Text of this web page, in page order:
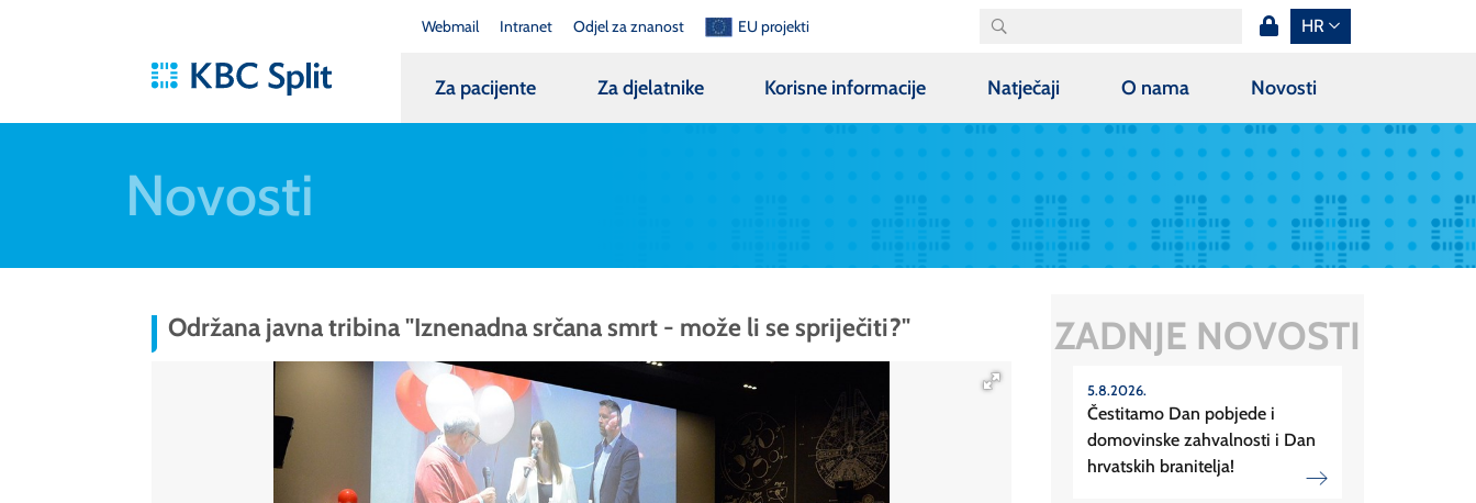
Webmail Intranet Odjel za znanost EU projekti HR
Za pacijente Za djelatnike Korisne informacije Natječaji O nama Novosti
Novosti
Održana javna tribina "Iznenadna srčana smrt - može li se spriječiti?" ZADNJE NOVOSTI
5.8.2026.
Čestitamo Dan pobjede i
domovinske zahvalnosti i Dan
hrvatskih branitelja!